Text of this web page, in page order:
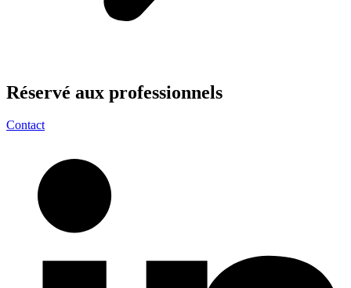
Réservé aux professionnels
Contact